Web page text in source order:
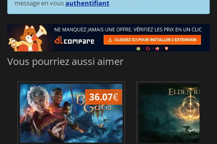
message en vousauthentifiant
Vous pourriez aussi aimer
36.07€